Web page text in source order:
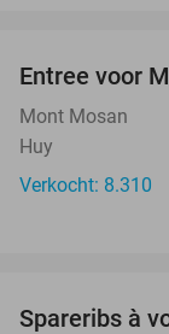
Entree voor
Mont Mosan
Huy
Verkocht: 8.310
Spareribs à